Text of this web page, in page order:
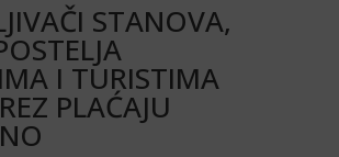
STANOVA,
I TURISTIMA
PLAĆAJU